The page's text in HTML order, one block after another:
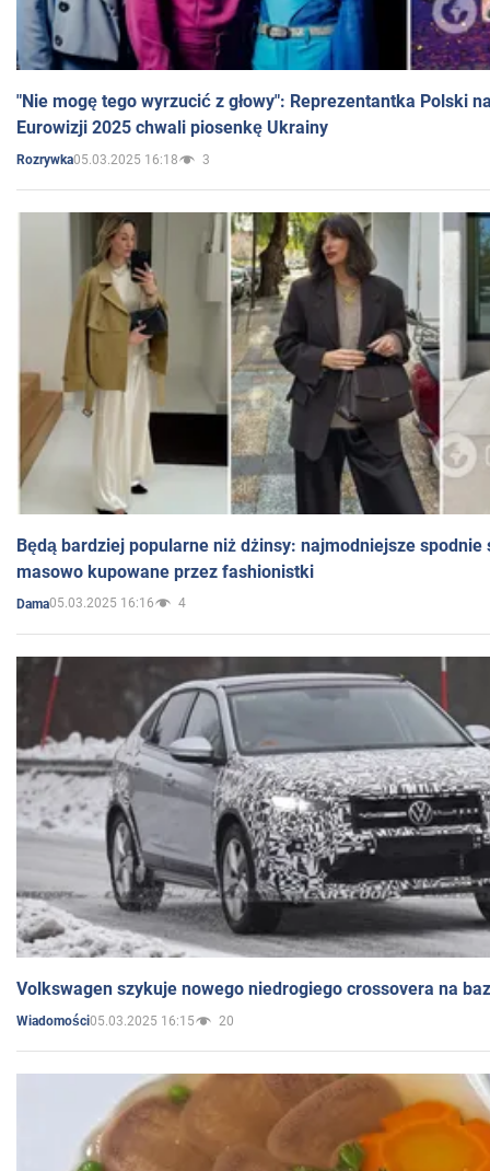
"Nie mogę tego wyrzucić z głowy": Reprezentantka Polski
Eurowizji 2025 chwali piosenkę Ukrainy
Rozrywka05.03.2025 16:18 3
Będą bardziej popularne niż dżinsy: najmodniejsze spodnie
masowo kupowane przez fashionistki
Dama05.03.2025 16:16 4
Volkswagen szykuje nowego niedrogiego crossovera na
Wiadomości05.03.2025 16:15 20